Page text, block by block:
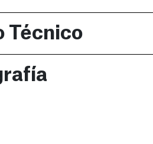
Técnico